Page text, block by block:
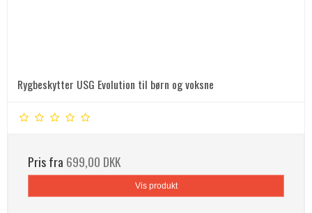
Rygbeskytter USG Evolution til børn og voksne
Pris fra 699,00 DKK
Vis produkt